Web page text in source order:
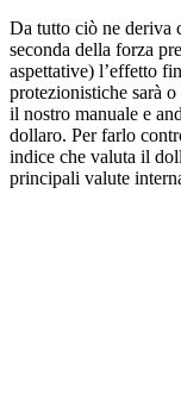
Da tutto ciò ne deriva
seconda della forza
aspettative) l’effetto
protezionistiche sarà
il nostro manuale e
dollaro. Per farlo
indice che valuta il
principali valute